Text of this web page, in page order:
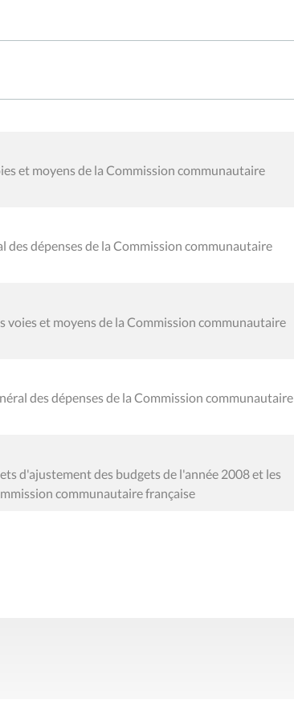
et moyens de la Commission communautaire
dépenses de la Commission communautaire
et moyens de la Commission communautaire
des dépenses de la Commission communautaire
d'ajustement des budgets de l'année 2008 et les
communautaire française